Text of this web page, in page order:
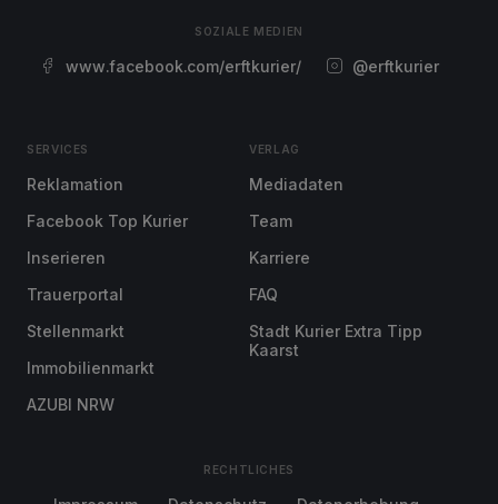
SOZIALE MEDIEN
www.facebook.com/erftkurier/ @erftkurier
SERVICES
Reklamation
Facebook Top Kurier
Inserieren
Trauerportal
Stellenmarkt
Immobilienmarkt
AZUBI NRW
VERLAG
Mediadaten
Team
Karriere
FAQ
Stadt Kurier Extra Tipp
Kaarst
RECHTLICHES